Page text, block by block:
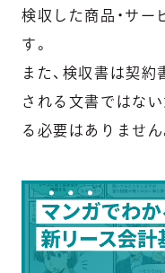
検収した商品・サー
す。
また、検収書は契
される文書ではない
る必要はありません